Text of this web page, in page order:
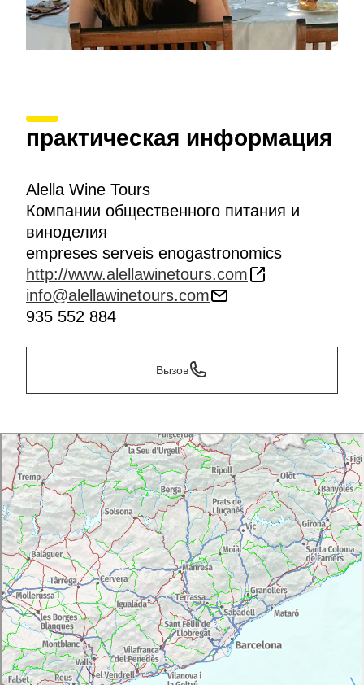
практическая информация
Alella Wine Tours
Компании общественного питания и
виноделия
empreses serveis enogastronomics
http://www.alellawinetours.com
info@alellawinetours.com
935 552 884
Вызов